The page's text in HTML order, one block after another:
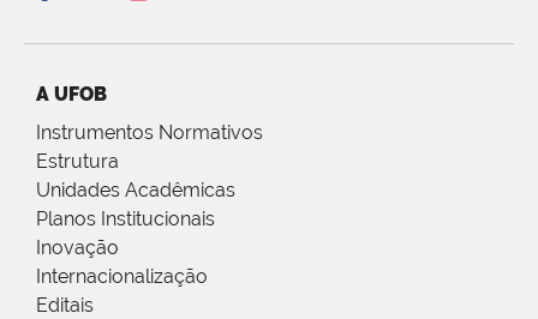
A UFOB
Instrumentos Normativos
Estrutura
Unidades Acadêmicas
Planos Institucionais
Inovação
Internacionalização
Editais